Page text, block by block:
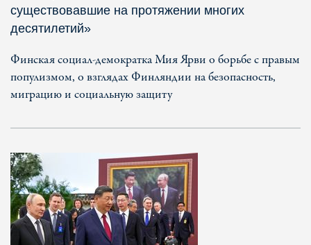
существовавшие на протяжении многих
десятилетий»
Финская социал-демократка Мия Ярви о борьбе с правым
популизмом, о взглядах Финляндии на безопасность,
миграцию и социальную защиту